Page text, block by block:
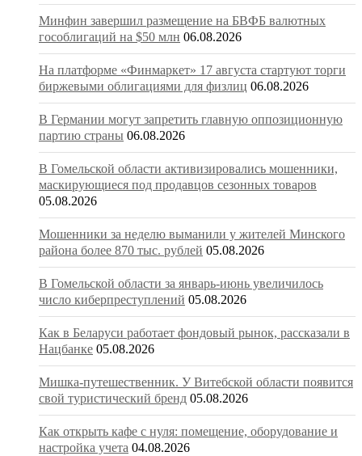
Минфин завершил размещение на БВФБ валютных
гособлигаций на $50 млн 06.08.2026
На платформе «Финмаркет» 17 августа стартуют торги
биржевыми облигациями для физлиц 06.08.2026
В Германии могут запретить главную оппозиционную
партию страны 06.08.2026
В Гомельской области активизировались мошенники,
маскирующиеся под продавцов сезонных товаров
05.08.2026
Мошенники за неделю выманили у жителей Минского
района более 870 тыс. рублей 05.08.2026
В Гомельской области за январь-июнь увеличилось
число киберпреступлений 05.08.2026
Как в Беларуси работает фондовый рынок, рассказали в
Нацбанке 05.08.2026
Мишка-путешественник. У Витебской области появится
свой туристический бренд 05.08.2026
Как открыть кафе с нуля: помещение, оборудование и
настройка учета 04.08.2026